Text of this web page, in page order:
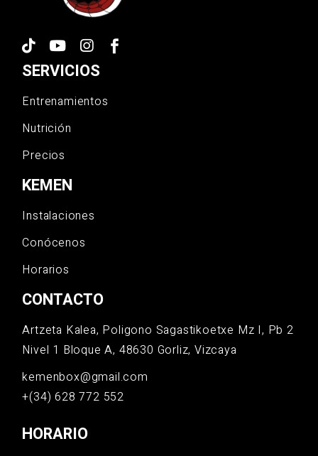
SERVICIOS
Entrenamientos
Nutrición
Precios
KEMEN
Instalaciones
Conócenos
Horarios
CONTACTO
Artzeta Kalea, Poligono Sagastikoetxe Mz I, Pb 2
Nivel 1 Bloque A, 48630 Gorliz, Vizcaya
kemenbox@gmail.com
+(34) 628 772 552
HORARIO